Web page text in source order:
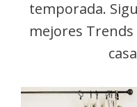
temporada.
mejores